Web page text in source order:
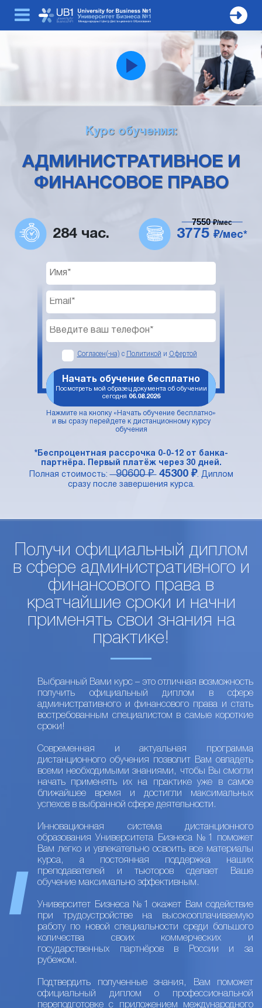
Курс обучения:
АДМИНИСТРАТИВНОЕ И
ФИНАНСОВОЕ ПРАВО
284 час. 3775 ₽/мес*
7550₽/мес
Согласен(-на) с Политикой и Офертой
Начать обучение бесплатно
Посмотреть мой образец документа об обучении
сегодня 06.08.2026
Нажмите на кнопку «Начать обучение бесплатно»
и вы сразу перейдете к дистанционному курсу
обучения
*Беспроцентная рассрочка 0-0-12 от банка-
партнёра. Первый платёж через 30 дней.
Полная стоимость:90600 ₽ 45300 ₽. Диплом
сразу после завершения курса.
Получи официальный диплом
в сфере административного и
финансового права в
кратчайшие сроки и начни
применять свои знания на
практике!
Выбранный Вами курс – это отличная возможность
получить официальный диплом в сфере
административного и финансового права и стать
востребованным специалистом в самые короткие
сроки!
Современная и актуальная программа
дистанционного обучения позволит Вам овладеть
всеми необходимыми знаниями, чтобы Вы смогли
начать применять их на практике уже в самое
ближайшее время и достигли максимальных
успехов в выбранной сфере деятельности.
Инновационная система дистанционного
образования Университета Бизнеса №1 поможет
Вам легко и увлекательно освоить все материалы
курса, а постоянная поддержка наших
преподавателей и тьюторов сделает Ваше
обучение максимально эффективным.
Университет Бизнеса №1 окажет Вам содействие
при трудоустройстве на высокооплачиваемую
работу по новой специальности среди большого
количества своих коммерческих и
государственных партнёров в России и за
рубежом.
Подтвердить полученные знания, Вам поможет
официальный диплом о профессиональной
переподготовке с приложением международного